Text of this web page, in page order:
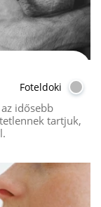
Foteldoki
idősebb
tartjuk,